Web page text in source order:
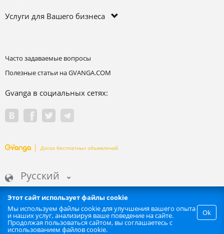
Этот сайт использует файлы cookie
Ok
Мы используем файлы cookie для улучшения вашего опыта
и наших услуг, анализируя ваше поведение на сайте.
Продолжая пользоваться сайтом, вы соглашаетесь с
использованием файлов cookie.
Услуги для Вашего бизнеса
Часто задаваемые вопросы
Полезные статьи на GVANGA.COM
Gvanga в социальных сетях:
Доска бесплатных объявлений
Русский
Запрещается любое автоматизированное извлечение информации
сайта. | GVANGA.COM 2015-2026 ©.